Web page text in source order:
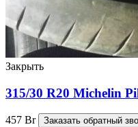
Закрыть
315/30 R20 Michelin
457 Br Заказать обратный